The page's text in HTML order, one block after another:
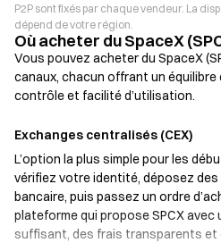
P2P sont fixés par chaque vendeur. La
dépend de votre région.
Où acheter du SpaceX
Vous pouvez acheter du SpaceX
canaux, chacun offrant un
contrôle et facilité d’utilisation.
Exchanges centralisés (CEX)
L’option la plus simple pour les
vérifiez votre identité, déposez
bancaire, puis passez un ordre
plateforme qui propose SPCX avec
suffisant, des frais transparents